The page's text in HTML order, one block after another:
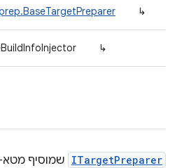
↳
↳
ITargetPreparer שמוסיף